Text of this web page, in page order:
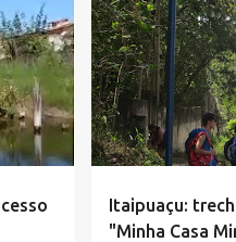
+
Itaipuaçu:
"Minha Casa
CIDADE